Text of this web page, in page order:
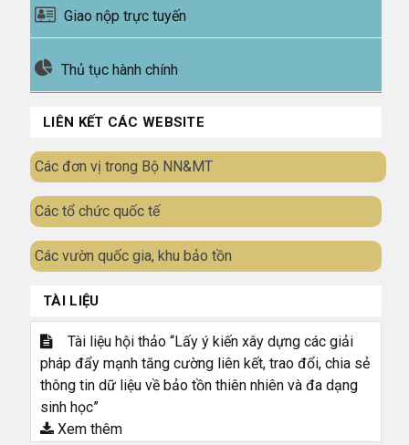
Giao nộp trực tuyến
Thủ tục hành chính
LIÊN KẾT CÁC WEBSITE
Các đơn vị trong Bộ NN&MT
Các tổ chức quốc tế
Các vườn quốc gia, khu bảo tồn
TÀI LIỆU
Tài liệu hội thảo “Lấy ý kiến xây dựng các giải
pháp đẩy mạnh tăng cường liên kết, trao đổi, chia sẻ
thông tin dữ liệu về bảo tồn thiên nhiên và đa dạng
sinh học”
Xem thêm